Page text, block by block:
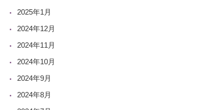
2025年1月
2024年12月
2024年11月
2024年10月
2024年9月
2024年8月